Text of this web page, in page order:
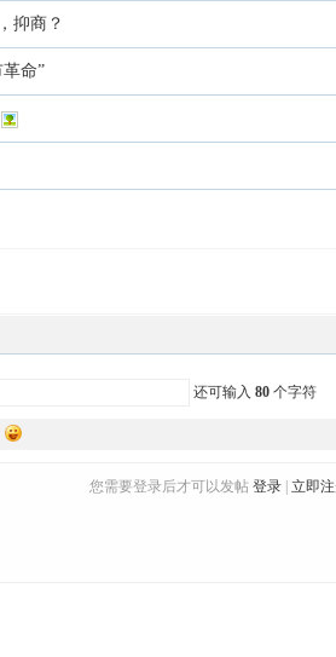
抑商？
命”
还可输入 80 个字符
您需要登录后才可以发帖 登录 | 立即